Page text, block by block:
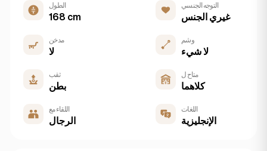
الطول
168 cm
التوجه الجنسي
غيري الجنس
مدخن
لا
وشم
لا شيء
ثقب
بطن
متاح ل
كلاهما
اللقاء مع
الرجال
اللغات
الإنجليزية